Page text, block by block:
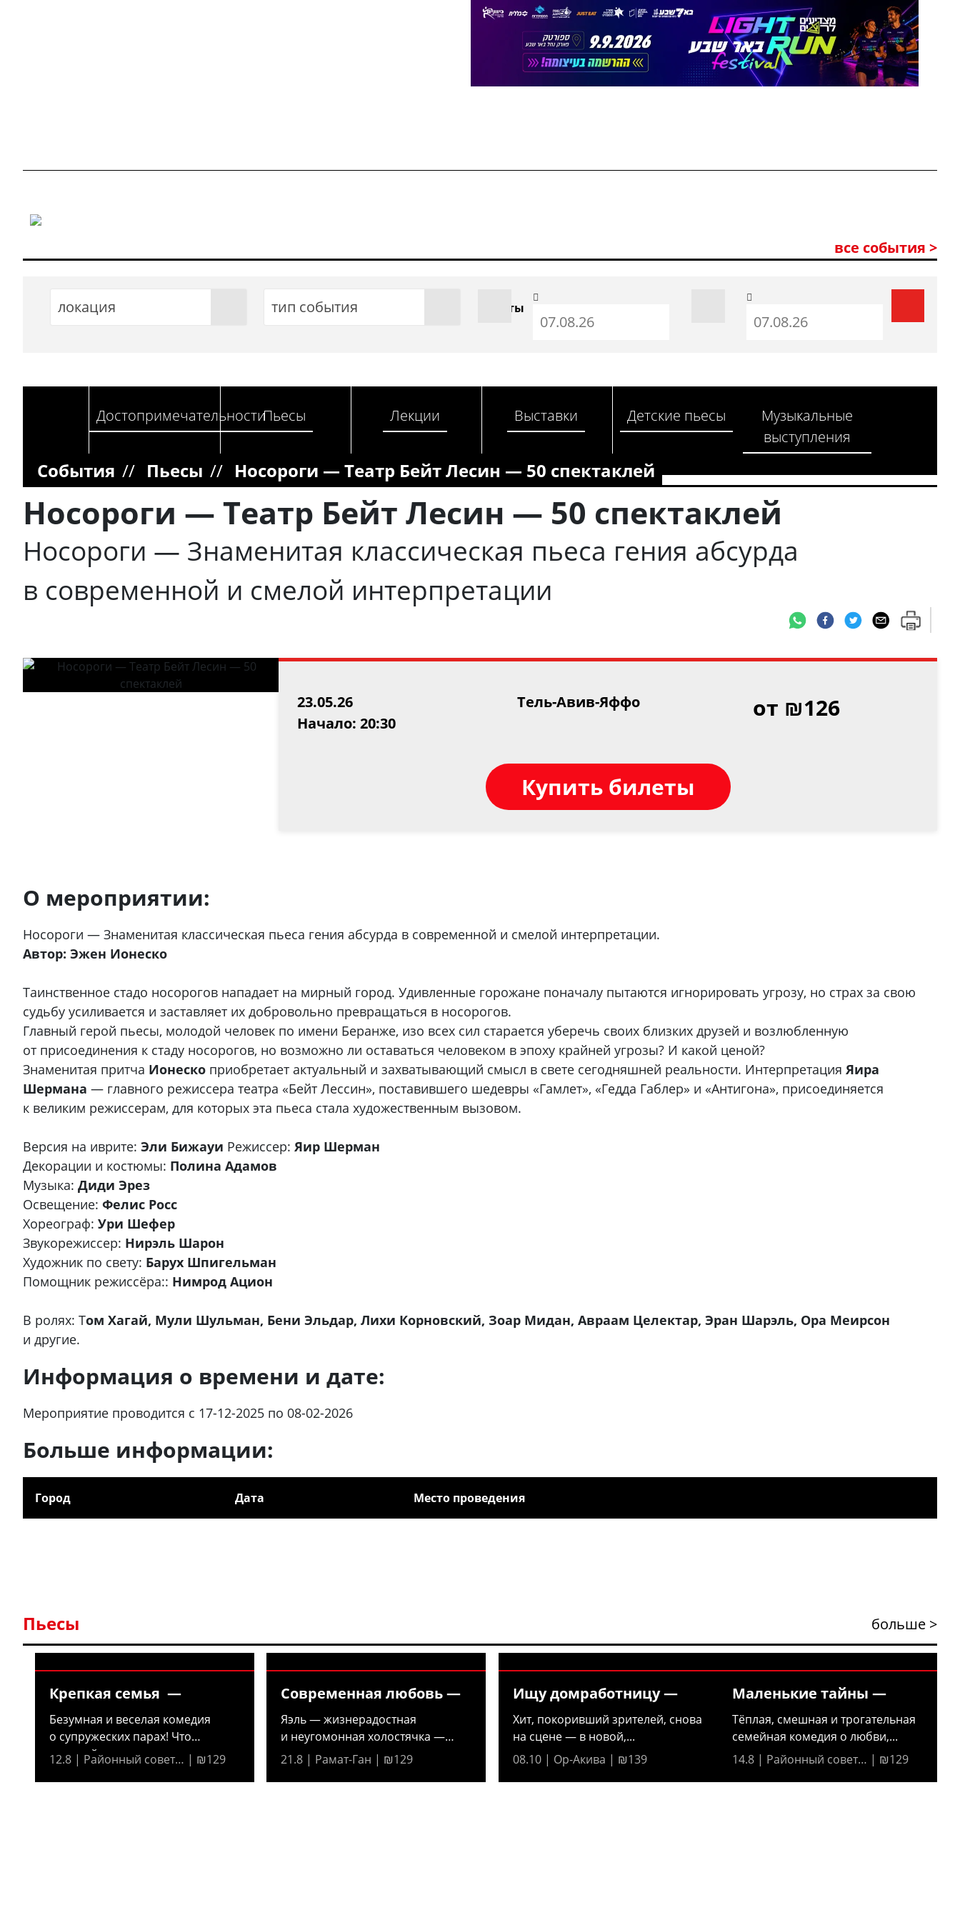
все события >
локация тип события С даты
ДостопримечательностиПьесы Лекции Выставки Детские пьесы
Музыкальные
выступления
События // Пьесы // Носороги — Театр Бейт Лесин — 50 спектаклей
Носороги — Театр Бейт Лесин — 50 спектаклей
Носороги — Знаменитая классическая пьеса гения абсурда
в современной и смелой интерпретации
23.05.26
Начало: 20:30
Тель-Авив-Яффо от ₪126
Купить билеты
О мероприятии:
Носороги — Знаменитая классическая пьеса гения абсурда в современной и смелой интерпретации.
Автор: Эжен Ионеско
Таинственное стадо носорогов нападает на мирный город. Удивленные горожане поначалу пытаются игнорировать угрозу, но страх за свою
судьбу усиливается и заставляет их добровольно превращаться в носорогов.
Главный герой пьесы, молодой человек по имени Беранже, изо всех сил старается уберечь своих близких друзей и возлюбленную
от присоединения к стаду носорогов, но возможно ли оставаться человеком в эпоху крайней угрозы? И какой ценой?
Знаменитая притча Ионеско приобретает актуальный и захватывающий смысл в свете сегодняшней реальности. Интерпретация Яира
Шермана — главного режиссера театра «Бейт Лессин», поставившего шедевры «Гамлет», «Гедда Габлер» и «Антигона», присоединяется
к великим режиссерам, для которых эта пьеса стала художественным вызовом.
Версия на иврите: Эли Бижауи Режиссер: Яир Шерман
Декорации и костюмы: Полина Адамов
Музыка: Диди Эрез
Освещение: Фелис Росс
Хореограф: Ури Шефер
Звукорежиссер: Нирэль Шарон
Художник по свету: Барух Шпигельман
Помощник режиссёра:: Нимрод Ацион
В ролях: Том Хагай, Мули Шульман, Бени Эльдар, Лихи Корновский, Зоар Мидан, Авраам Целектар, Эран Шарэль, Ора Меирсон
и другие.
Информация о времени и дате:
Мероприятие проводится с 17-12-2025 по 08-02-2026
Больше информации:
Город Дата Место проведения
Пьесы больше >
Крепкая семья —
Безумная и веселая комедия
о супружеских парах! Что
произойдет,...
12.8 | Районный совет… | ₪129
Современная любовь —
Яэль — жизнерадостная
и неугомонная холостячка —
решает, что...
21.8 | Рамат-Ган | ₪129
Ищу домработницу —
Хит, покоривший зрителей, снова
на сцене — в новой,...
08.10 | Ор-Акива | ₪139
Маленькие тайны —
Тёплая, смешная и трогательная
семейная комедия о любви,...
14.8 | Районный совет… | ₪129